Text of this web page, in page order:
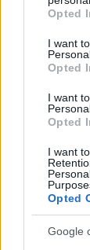
grant or
use your
consent
Opted
I want
Opted
I want
Opted
I want
Opted
Google
A pesar de
diseñada
con la
edificio no
también un
con la
suena esto